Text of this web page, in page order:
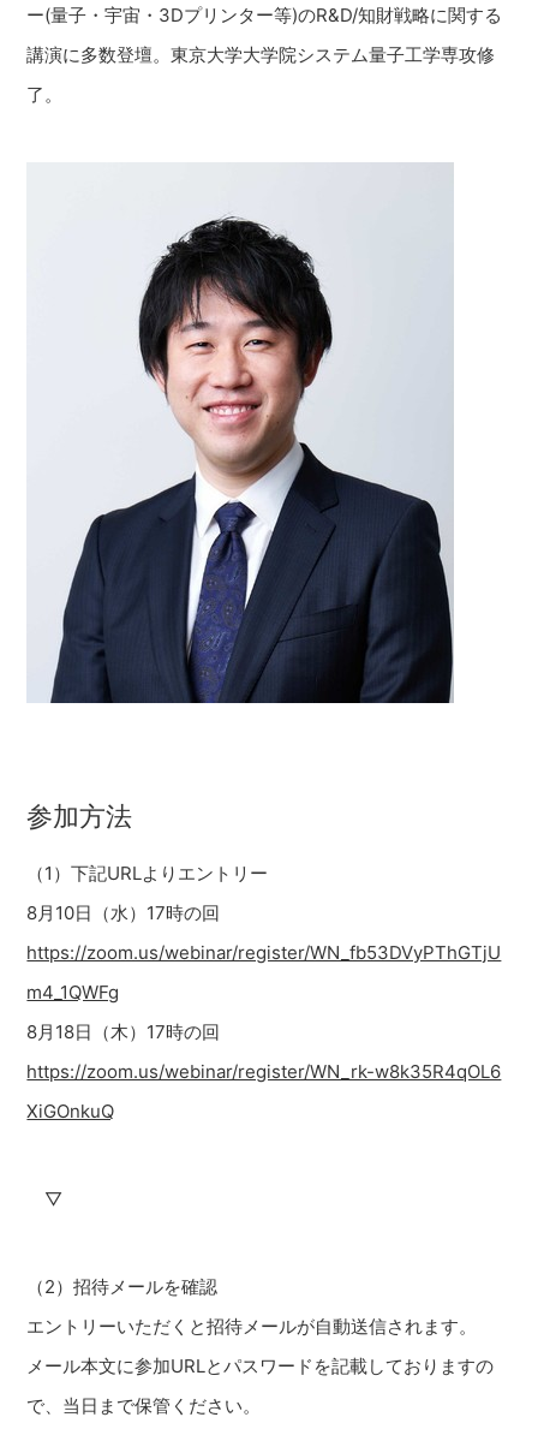
ー(量子・宇宙・3Dプリンター等)のR&D/知財戦略に関する
講演に多数登壇。東京大学大学院システム量子工学専攻修
了。
参加方法
（1）下記URLよりエントリー
8月10日（水）17時の回
https://zoom.us/webinar/register/WN_fb53DVyPThGTjU
m4_1QWFg
8月18日（木）17時の回
https://zoom.us/webinar/register/WN_rk-w8k35R4qOL6
XiGOnkuQ
▽
（2）招待メールを確認
エントリーいただくと招待メールが自動送信されます。
メール本文に参加URLとパスワードを記載しておりますの
で、当日まで保管ください。